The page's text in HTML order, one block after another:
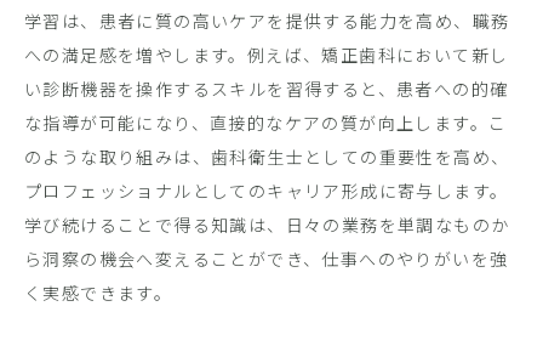
学習は、患者に質の高いケアを提供する能力を高め、職務
への満足感を増やします。例えば、矯正歯科において新し
い診断機器を操作するスキルを習得すると、患者への的確
な指導が可能になり、直接的なケアの質が向上します。こ
のような取り組みは、歯科衛生士としての重要性を高め、
プロフェッショナルとしてのキャリア形成に寄与します。
学び続けることで得る知識は、日々の業務を単調なものか
ら洞察の機会へ変えることができ、仕事へのやりがいを強
く実感できます。